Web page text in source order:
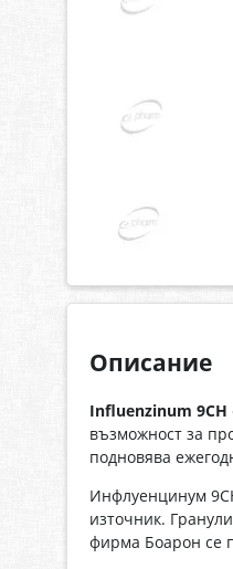
Описание
Influenzinum 9CH
възможност за
подновява
Инфлуенцинум
източник.
фирма Боарон се